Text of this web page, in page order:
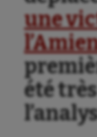
Auto
Balle
une
été